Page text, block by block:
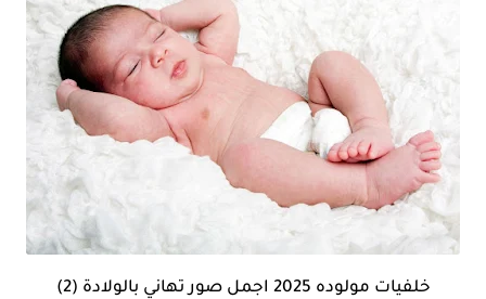
خلفيات مولوده 2025 اجمل صور تهاني بالولادة (2)